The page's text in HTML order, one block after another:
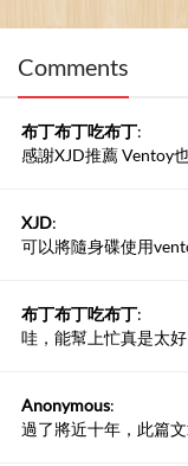
Comments
布丁布丁吃布丁:
感謝XJD推薦 Ventoy
XJD:
可以將隨身碟使用
布丁布丁吃布丁:
哇，能幫上忙真是太
Anonymous:
過了將近十年，此篇